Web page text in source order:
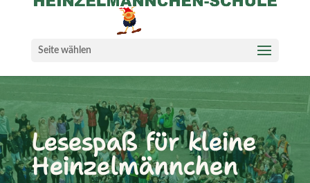
Seite wählen
Lesespaß für kleine
Heinzelmännchen